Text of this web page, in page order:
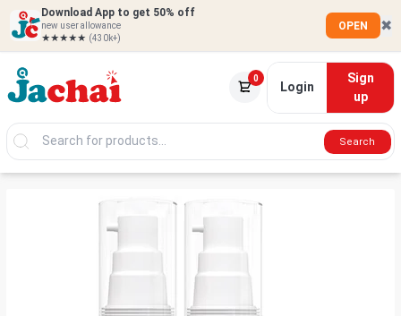
Download App to get 50% off
new user allowance
★★★★★ (430k+)
OPEN ✖
0
Login
Sign
up
Search